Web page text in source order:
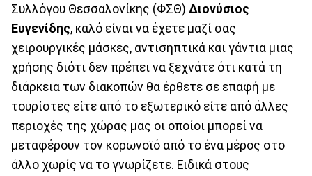
Συλλόγου Θεσσαλονίκης (ΦΣΘ) Διονύσιος
Ευγενίδης, καλό είναι να έχετε μαζί σας
χειρουργικές μάσκες, αντισηπτικά και γάντια μιας
χρήσης διότι δεν πρέπει να ξεχνάτε ότι κατά τη
διάρκεια των διακοπών θα έρθετε σε επαφή με
τουρίστες είτε από το εξωτερικό είτε από άλλες
περιοχές της χώρας μας οι οποίοι μπορεί να
μεταφέρουν τον κορωνοϊό από το ένα μέρος στο
άλλο χωρίς να το γνωρίζετε. Ειδικά στους